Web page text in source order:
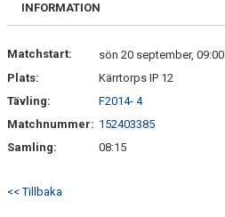
DOKUMENT
INFORMATION
Matchstart:
sön 20 september, 09:00
Plats:
Kärrtorps IP 12
Tävling:
F2014- 4
Matchnummer: 152403385
Samling:
08:15
<< Tillbaka